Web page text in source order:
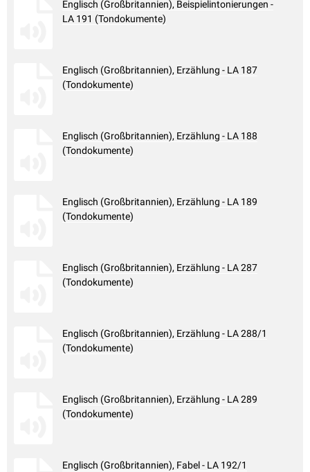
Englisch (Großbritannien), Beispielintonierungen -
LA 191 (Tondokumente)
Englisch (Großbritannien), Erzählung - LA 187
(Tondokumente)
Englisch (Großbritannien), Erzählung - LA 188
(Tondokumente)
Englisch (Großbritannien), Erzählung - LA 189
(Tondokumente)
Englisch (Großbritannien), Erzählung - LA 287
(Tondokumente)
Englisch (Großbritannien), Erzählung - LA 288/1
(Tondokumente)
Englisch (Großbritannien), Erzählung - LA 289
(Tondokumente)
Englisch (Großbritannien), Fabel - LA 192/1